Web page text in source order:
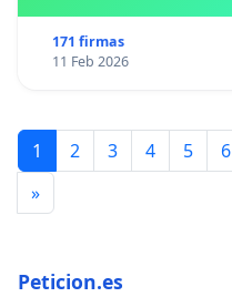
171 firmas
11 Feb 2026
1 2 3 4 5 6
»
Peticion.es